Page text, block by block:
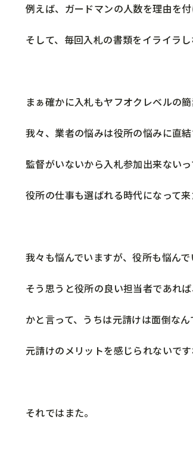
例えば、ガードマンの人数を理由を
そして、毎回入札の書類をイライラ
まぁ確かに入札もヤフオクレベルの
我々、業者の悩みは役所の悩みに直
監督がいないから入札参加出来ない
役所の仕事も選ばれる時代になって来
我々も悩んでいますが、役所も悩ん
そう思うと役所の良い担当者であれ
かと言って、うちは元請けは面倒な
元請けのメリットを感じられないです
それではまた。